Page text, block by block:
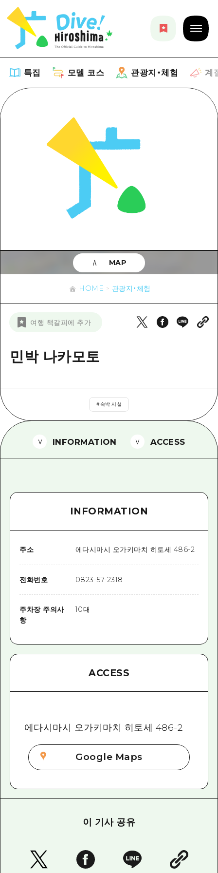
특집 모델 코스 관광지・체험 계
추천
아트
이벤트/축제
음식/술
쇼핑
스포츠
나이트 라이프
기준
치유
모델 코스
목록
Dive! Hiroshima 공식 가이드
Hiroshima Moshimo Travel
빈고(備後)
미야지마(宮島) 주변
빠른 여행
반나절
1박 2일
2박 3일
관광지・체험
목록
히로시마시 주변
빈고(備後)
비북(備北)
게이호쿠(芸北)
야마구치(山口)현 동부
시마네(島根)현
계절 정보
유용한 정보
목록
접근
히로시마 OMOTENASHI 패스
외국인 여행자용 거리 관광안내소
사진 다운로드
재해가 발생했을 때의 교통 정보
관광 안내 책자
뉴스
HOME 관광지・체험
여행 책갈피에 추가
민박 나카모토
# 숙박 시설
MAP
INFORMATION ACCESS
INFORMATION
주소 에다시마시 오가키마치 히토세 486-2
전화번호 0823-57-2318
주차장 주의사
항
10대
ACCESS
에다시마시 오가키마치 히토세 486-2
Google Maps
이 기사 공유